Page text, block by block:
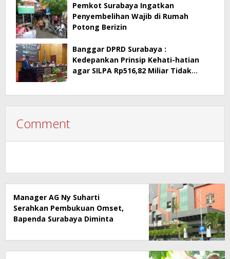
Pemkot Surabaya Ingatkan
Penyembelihan Wajib di Rumah
Potong Berizin
Banggar DPRD Surabaya :
Kedepankan Prinsip Kehati-hatian
agar SILPA Rp516,82 Miliar Tidak
Comment
Manager AG Ny Suharti
Serahkan Pembukuan Omset,
Bapenda Surabaya Diminta